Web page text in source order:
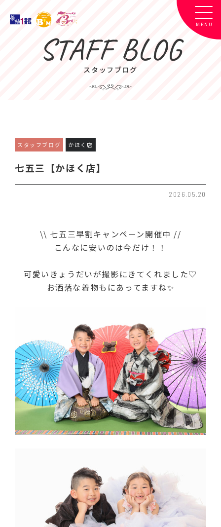
STAFF BLOG
スタッフブログ
スタッフブログ かほく店
七五三【かほく店】
2026.05.20
\\ 七五三早割キャンペーン開催中 //
こんなに安いのは今だけ！！
可愛いきょうだいが撮影にきてくれました♡
お洒落な着物もにあってますね✨